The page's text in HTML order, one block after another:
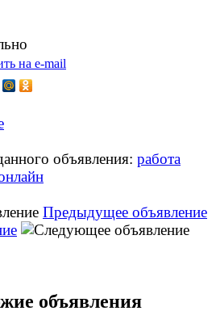
на e-mail
объявления: работа
Предыдущее объявление
объявления